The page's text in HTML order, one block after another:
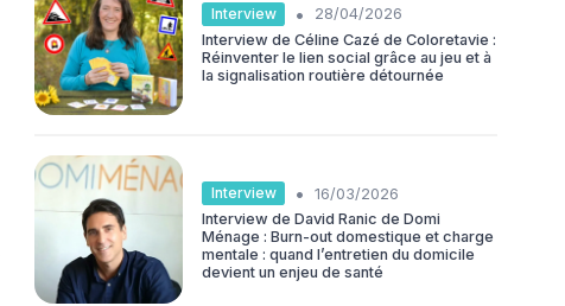
Interview •
28/04/2026
Interview de Céline Cazé de Coloretavie :
Réinventer le lien social grâce au jeu et à
la signalisation routière détournée
Interview •
16/03/2026
Interview de David Ranic de Domi
Ménage : Burn-out domestique et charge
mentale : quand l’entretien du domicile
devient un enjeu de santé